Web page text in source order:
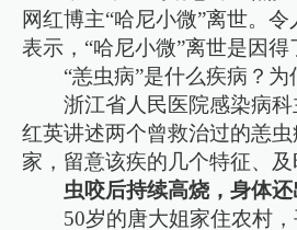
网红博主“哈尼小微”离世。
表示，“哈尼小微”离世是因得
“恙虫病”是什么疾病？为
浙江省人民医院感染病
红英讲述两个曾救治过的恙
家，留意该疾的几个特征、及
虫咬后持续高烧，身体
50岁的唐大姐家住农村